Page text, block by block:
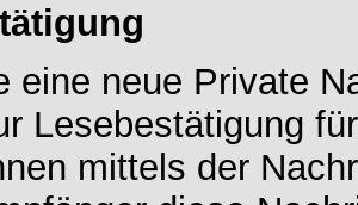
eine neue Private
Lesebestätigung
mittels der